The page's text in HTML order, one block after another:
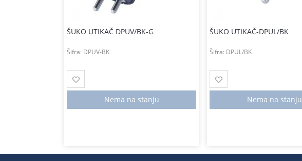
ŠUKO UTIKAČ DPUV/BK-G
Šifra: DPUV-BK
Nema na stanju
ŠUKO UTIKAČ-DPUL/BK
Šifra: DPUL/BK
Nema na stanju